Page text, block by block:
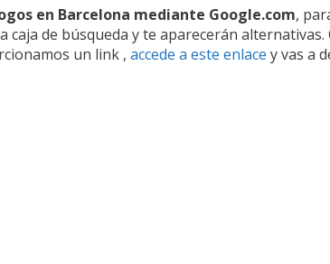
en Barcelona mediante Google.com,
caja de búsqueda y te aparecerán
un link , accede a este enlace y vas a